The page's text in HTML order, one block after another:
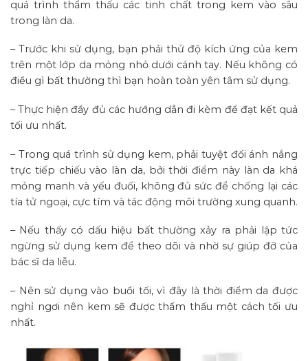
quá trình thẩm thấu các tinh chất trong kem vào sâu
trong làn da.
– Trước khi sử dụng, bạn phải thử độ kích ứng của kem
trên một lớp da mỏng nhỏ dưới cánh tay. Nếu không có
điều gì bất thường thì bạn hoàn toàn yên tâm sử dụng.
– Thực hiện đầy đủ các hướng dẫn đi kèm để đạt kết quả
tối ưu nhất.
– Trong quá trình sử dụng kem, phải tuyệt đối ánh nắng
trực tiếp chiếu vào làn da, bởi thời điểm này làn da khá
mỏng manh và yếu đuối, không đủ sức để chống lại các
tía tử ngoại, cực tím và tác động môi trường xung quanh.
– Nếu thấy có dấu hiệu bất thường xảy ra phải lập tức
ngừng sử dụng kem để theo dõi và nhờ sự giúp đỡ của
bác sĩ da liễu.
– Nên sử dụng vào buổi tối, vì đây là thời điểm da được
nghỉ ngơi nên kem sẽ được thẩm thấu một cách tối ưu
nhất.